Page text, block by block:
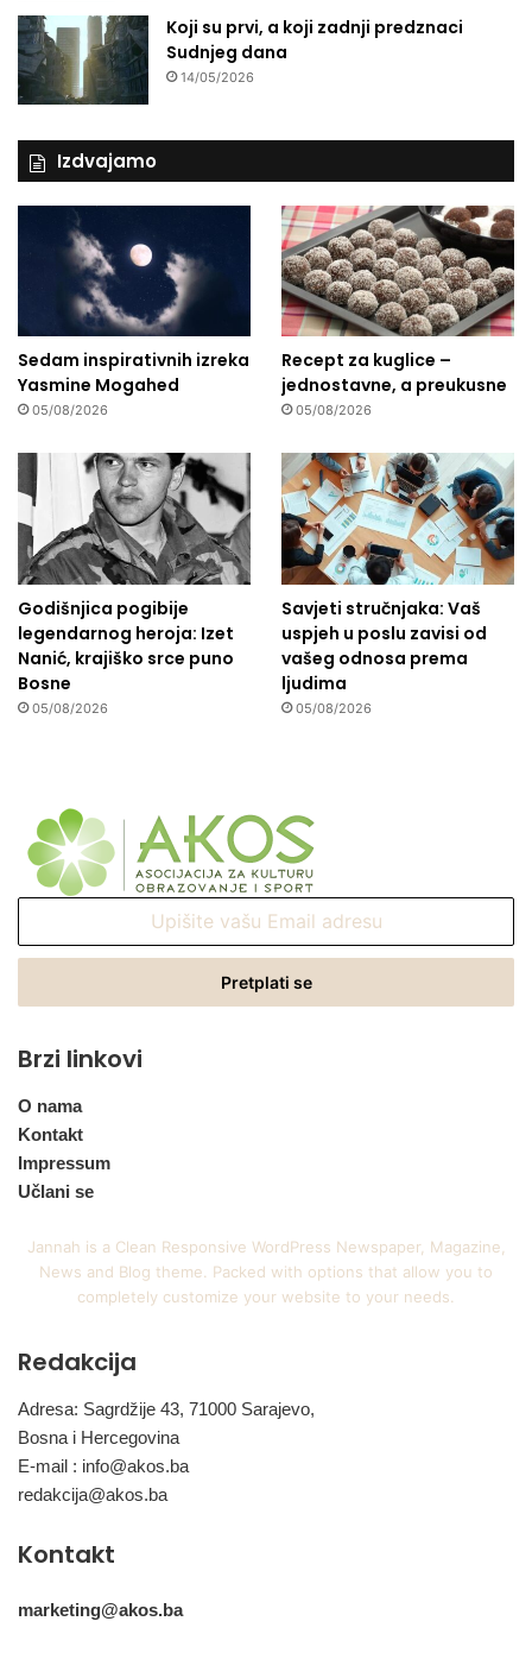
Koji su prvi, a koji zadnji predznaci
Sudnjeg dana
14/05/2026
Izdvajamo
Sedam inspirativnih izreka
Yasmine Mogahed
05/08/2026
Recept za kuglice –
jednostavne, a preukusne
05/08/2026
Godišnjica pogibije
legendarnog heroja: Izet
Nanić, krajiško srce puno
Bosne
05/08/2026
Savjeti stručnjaka: Vaš
uspjeh u poslu zavisi od
vašeg odnosa prema
ljudima
05/08/2026
Email
Brzi linkovi
O nama
Kontakt
Impressum
Učlani se
Jannah is a Clean Responsive WordPress Newspaper, Magazine,
News and Blog theme. Packed with options that allow you to
completely customize your website to your needs.
Redakcija
Adresa: Sagrdžije 43, 71000 Sarajevo,
Bosna i Hercegovina
E-mail : info@akos.ba
redakcija@akos.ba
Kontakt
marketing@akos.ba